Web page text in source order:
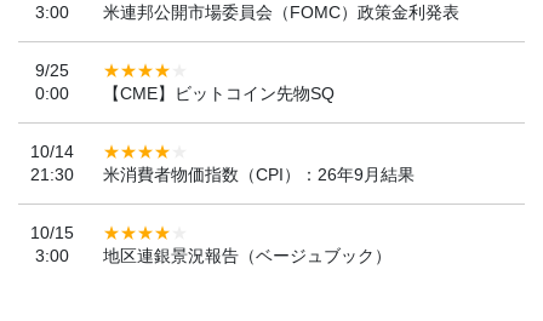
3:00
米連邦公開市場委員会（FOMC）政策金利発表
9/25
0:00
【CME】ビットコイン先物SQ
10/14
21:30
米消費者物価指数（CPI）：26年9月結果
10/15
3:00
地区連銀景況報告（ベージュブック）